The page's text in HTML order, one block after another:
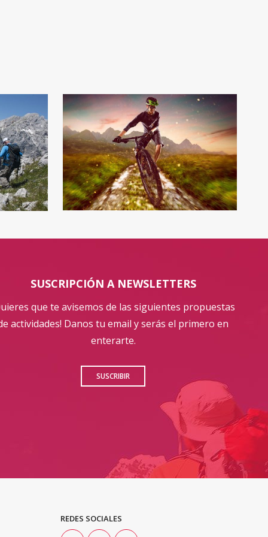
SUSCRIPCIÓN A NEWSLETTERS
que te avisemos de las siguientes propuestas
actividades! Danos tu email y serás el primero en
enterarte.
SUSCRIBIR
REDES SOCIALES